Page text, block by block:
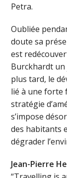
Petra.
Oubliée
doute sa
est
Burckhardt un
plus tard, le
lié à une forte
stratégie
s’impose
des habitants
dégrader
Jean-Pierre